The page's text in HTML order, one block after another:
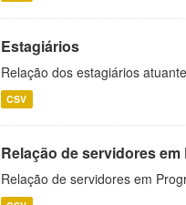
Estagiários
Relação dos estagiários
CSV
Relação de servidores
Relação de servidores em